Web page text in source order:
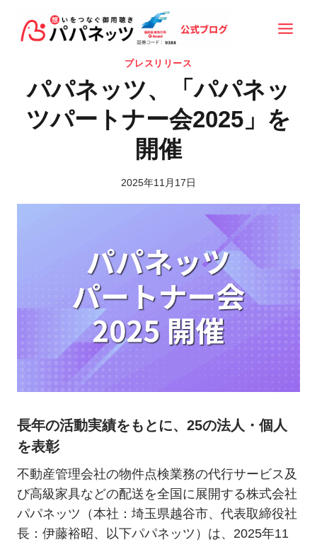
プレスリリース
パパネッツ、「パパネッ
ツパートナー会2025」を
開催
2025年11月17日
長年の活動実績をもとに、25の法人・個人
を表彰
不動産管理会社の物件点検業務の代行サービス及
び高級家具などの配送を全国に展開する株式会社
パパネッツ（本社：埼玉県越谷市、代表取締役社
長：伊藤裕昭、以下パパネッツ）は、2025年11